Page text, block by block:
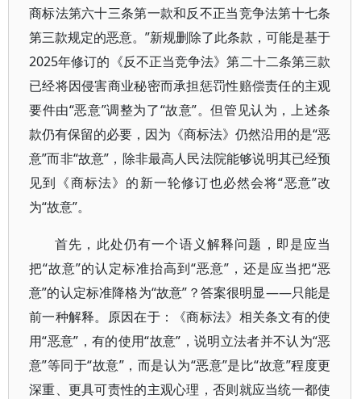
商标法第六十三条第一款和反不正当竞争法第十七条
第三款规定的恶意。”新规删除了此条款，可能是基于
2025年修订的《反不正当竞争法》第二十二条第三款
已经将因侵害商业秘密而承担惩罚性赔偿责任的主观
要件由“恶意”调整为了“故意”。但管见认为，上述条
款仍有保留的必要，因为《商标法》仍然沿用的是“恶
意”而非“故意”，除非最高人民法院能够说明其已经预
见到《商标法》的新一轮修订也必然会将“恶意”改
为“故意”。
首先，此处仍有一个语义解释问题，即是应当
把“故意”的认定标准抬高到“恶意”，还是应当把“恶
意”的认定标准降格为“故意”？答案很明显——只能是
前一种解释。原因在于：《商标法》相关条文有的使
用“恶意”，有的使用“故意”，说明立法者并不认为“恶
意”等同于“故意”，而是认为“恶意”是比“故意”程度更
深重、更具可责性的主观心理，否则就应当统一都使